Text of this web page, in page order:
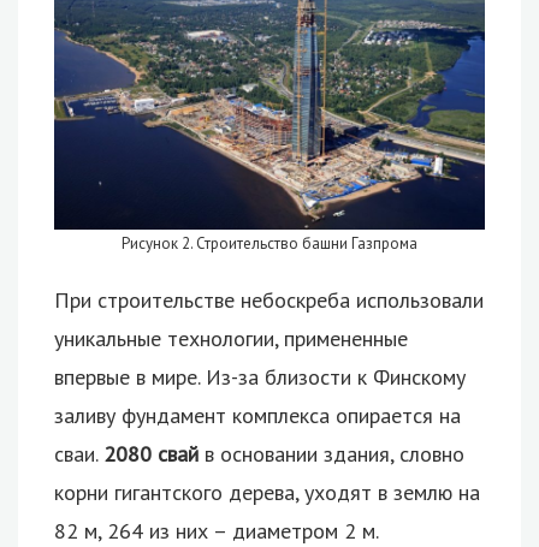
Рисунок 2. Строительство башни Газпрома
При строительстве небоскреба использовали
уникальные технологии, примененные
впервые в мире. Из-за близости к Финскому
заливу фундамент комплекса опирается на
сваи. 2080 свай в основании здания, словно
корни гигантского дерева, уходят в землю на
82 м, 264 из них – диаметром 2 м.